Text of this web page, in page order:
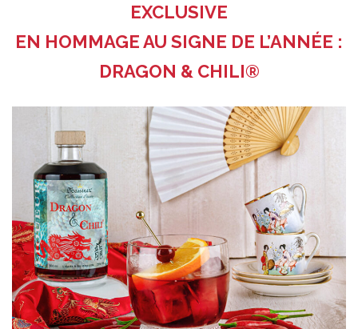
EXCLUSIVE
EN HOMMAGE AU SIGNE DE L’ANNÉE :
DRAGON & CHILI®